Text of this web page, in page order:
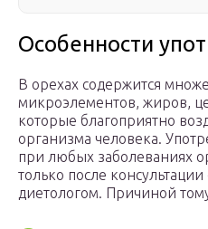
Особенности
В орехах содержится
микроэлементов, жиров,
которые благоприятно
организма человека.
при любых заболеваниях
только после
диетологом. Причиной